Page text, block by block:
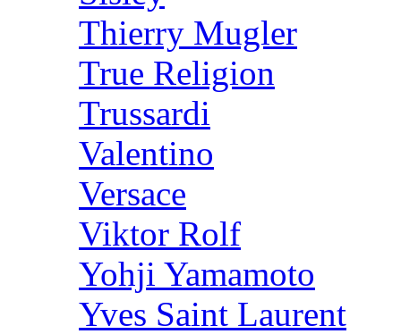
Thierry Mugler
True Religion
Trussardi
Valentino
Versace
Viktor Rolf
Yohji Yamamoto
Yves Saint Laurent